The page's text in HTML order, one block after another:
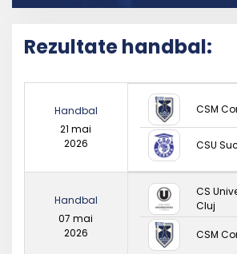
Rezultate handbal:
Handbal
21 mai
2026
CSM
CSU
Handbal
07 mai
2026
CS
Cluj
CSM